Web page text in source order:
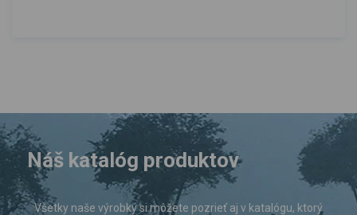
Náš katalóg produktov
Všetky naše výrobky si môžete pozrieť aj v katalógu, ktorý